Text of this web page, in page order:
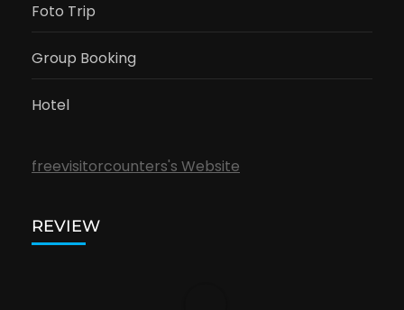
Foto Trip
Group Booking
Hotel
freevisitorcounters's Website
REVIEW